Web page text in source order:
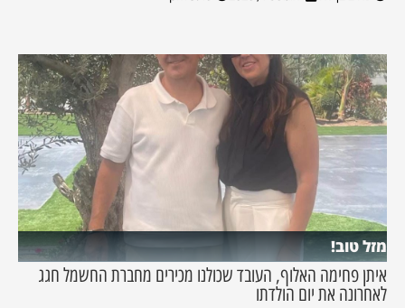
מזל טוב!
איתן פחימה האלוף, העובד שכולנו מכירים מחברת החשמל חגג
לאחרונה את יום הולדתו